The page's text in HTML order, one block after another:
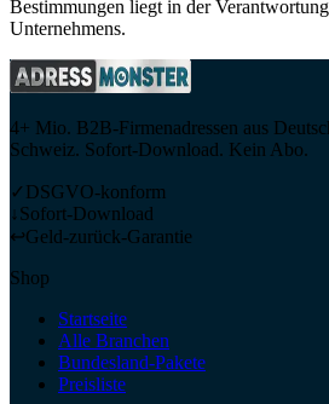
Bestimmungen liegt in der
Unternehmens.
4+ Mio. B2B-Firmenadressen aus
Schweiz. Sofort-Download. Kein Abo.
✓ DSGVO-konform
↓Sofort-Download
↩Geld-zurück-Garantie
Shop
Startseite
Alle Branchen
Bundesland-Pakete
Preisliste